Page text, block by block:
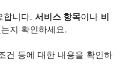
합니다. 서비스 항목이나 비
지 확인하세요.
건 등에 대한 내용을 확인하